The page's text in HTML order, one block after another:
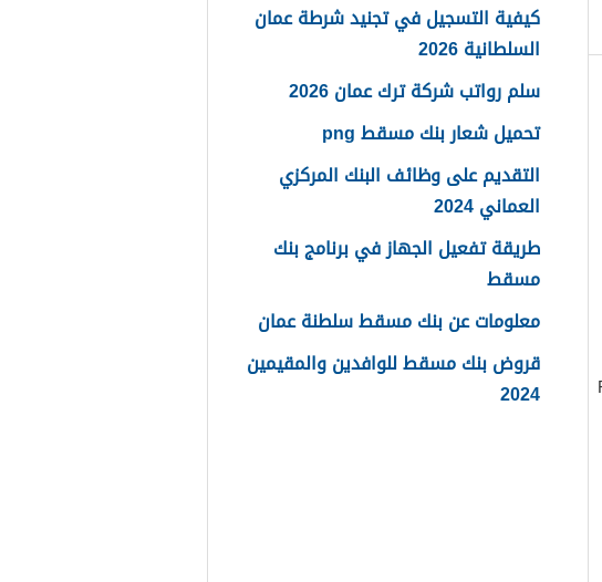
كيفية التسجيل في تجنيد شرطة عمان
السلطانية 2026
سلم رواتب شركة ترك عمان 2026
تحميل شعار بنك مسقط png
التقديم على وظائف البنك المركزي
العماني 2024
طريقة تفعيل الجهاز في برنامج بنك
مسقط
معلومات عن بنك مسقط سلطنة عمان
قروض بنك مسقط للوافدين والمقيمين
2024